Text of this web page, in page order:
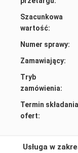
Szacunkowa
wartość:
Numer sprawy:
Zamawiający:
Tryb
zamówienia:
Termin składania
ofert:
Usługa w